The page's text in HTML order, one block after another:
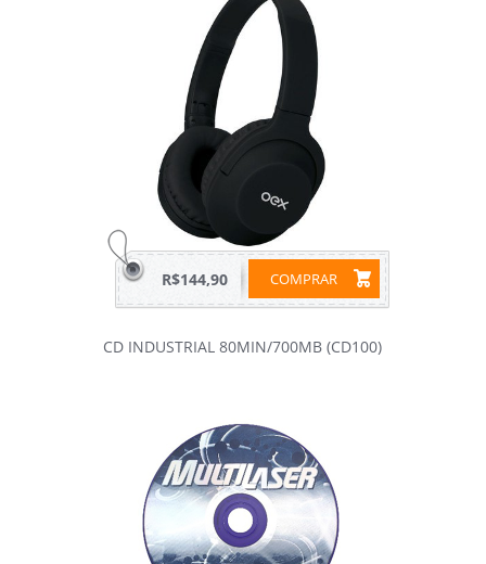
COMPRAR
R$144,90
CD INDUSTRIAL 80MIN/700MB (CD100)